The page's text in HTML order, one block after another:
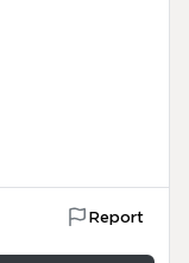
Report